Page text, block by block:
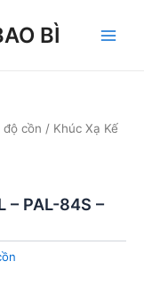
BÌ
độ cồn / Khúc Xạ Kế
– PAL-84S –